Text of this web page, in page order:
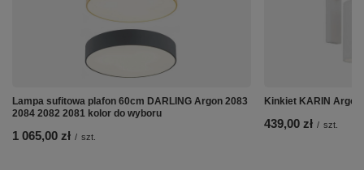
Lampa sufitowa plafon 60cm DARLING Argon 2083
2084 2082 2081 kolor do wyboru
1 065,00 zł / szt.
Kinkiet KARIN Argon
439,00 zł / szt.